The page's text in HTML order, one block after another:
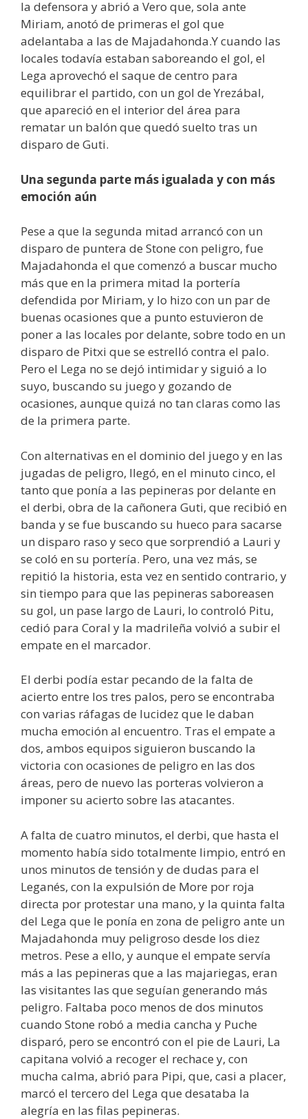
la defensora y abrió a Vero que, sola ante
Miriam, anotó de primeras el gol que
adelantaba a las de Majadahonda.Y cuando las
locales todavía estaban saboreando el gol, el
Lega aprovechó el saque de centro para
equilibrar el partido, con un gol de Yrezábal,
que apareció en el interior del área para
rematar un balón que quedó suelto tras un
disparo de Guti.
Una segunda parte más igualada y con más
emoción aún
Pese a que la segunda mitad arrancó con un
disparo de puntera de Stone con peligro, fue
Majadahonda el que comenzó a buscar mucho
más que en la primera mitad la portería
defendida por Miriam, y lo hizo con un par de
buenas ocasiones que a punto estuvieron de
poner a las locales por delante, sobre todo en un
disparo de Pitxi que se estrelló contra el palo.
Pero el Lega no se dejó intimidar y siguió a lo
suyo, buscando su juego y gozando de
ocasiones, aunque quizá no tan claras como las
de la primera parte.
Con alternativas en el dominio del juego y en las
jugadas de peligro, llegó, en el minuto cinco, el
tanto que ponía a las pepineras por delante en
el derbi, obra de la cañonera Guti, que recibió en
banda y se fue buscando su hueco para sacarse
un disparo raso y seco que sorprendió a Lauri y
se coló en su portería. Pero, una vez más, se
repitió la historia, esta vez en sentido contrario, y
sin tiempo para que las pepineras saboreasen
su gol, un pase largo de Lauri, lo controló Pitu,
cedió para Coral y la madrileña volvió a subir el
empate en el marcador.
El derbi podía estar pecando de la falta de
acierto entre los tres palos, pero se encontraba
con varias ráfagas de lucidez que le daban
mucha emoción al encuentro. Tras el empate a
dos, ambos equipos siguieron buscando la
victoria con ocasiones de peligro en las dos
áreas, pero de nuevo las porteras volvieron a
imponer su acierto sobre las atacantes.
A falta de cuatro minutos, el derbi, que hasta el
momento había sido totalmente limpio, entró en
unos minutos de tensión y de dudas para el
Leganés, con la expulsión de More por roja
directa por protestar una mano, y la quinta falta
del Lega que le ponía en zona de peligro ante un
Majadahonda muy peligroso desde los diez
metros. Pese a ello, y aunque el empate servía
más a las pepineras que a las majariegas, eran
las visitantes las que seguían generando más
peligro. Faltaba poco menos de dos minutos
cuando Stone robó a media cancha y Puche
disparó, pero se encontró con el pie de Lauri, La
capitana volvió a recoger el rechace y, con
mucha calma, abrió para Pipi, que, casi a placer,
marcó el tercero del Lega que desataba la
alegría en las filas pepineras.